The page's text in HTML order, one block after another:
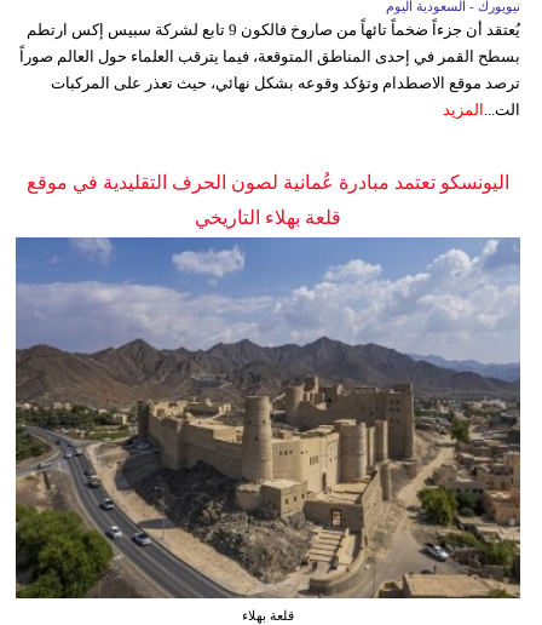
نيويورك - السعودية اليوم
يُعتقد أن جزءاً ضخماً تائهاً من صاروخ فالكون 9 تابع لشركة سبيس إكس ارتطم
بسطح القمر في إحدى المناطق المتوقعة، فيما يترقب العلماء حول العالم صوراً
ترصد موقع الاصطدام وتؤكد وقوعه بشكل نهائي، حيث تعذر على المركبات
الت... المزيد
اليونسكو تعتمد مبادرة عُمانية لصون الحرف التقليدية في موقع
قلعة بهلاء التاريخي
قلعة بهلاء